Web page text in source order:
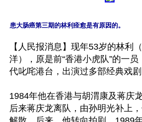
患大肠癌第三期的林利痊愈是有原因的。
【人民报消息】现年53岁的林利
洋），原是前“香港小虎队”的一
代叱咤港台，出演过多部经典戏剧
1984年他在香港与胡渭康及蒋庆龙
后来蒋庆龙离队，由孙明光补上